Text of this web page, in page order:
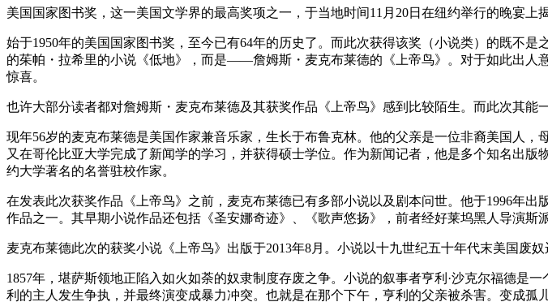
美国国家图书奖，这一美国文学界的最高奖项之一，于当地时间11月20日在纽约举行的晚宴
始于1950年的美国国家图书奖，至今已有64年的历史了。而此次获得该奖（小说类）的既不
的茱帕・拉希里的小说《低地》，而是——詹姆斯・麦克布莱德的《上帝鸟》。对于如此出人
惊喜。
也许大部分读者都对詹姆斯・麦克布莱德及其获奖作品《上帝鸟》感到比较陌生。而此次其能
现年56岁的麦克布莱德是美国作家兼音乐家，生长于布鲁克林。他的父亲是一位非裔美国人
又在哥伦比亚大学完成了新闻学的学习，并获得硕士学位。作为新闻记者，他是多个知名出
约大学著名的名誉驻校作家。
在发表此次获奖作品《上帝鸟》之前，麦克布莱德已有多部小说以及剧本问世。他于1996年
作品之一。其早期小说作品还包括《圣安娜奇迹》、《歌声悠扬》，前者经好莱坞黑人导演斯
麦克布莱德此次的获奖小说《上帝鸟》出版于2013年8月。小说以十九世纪五十年代末美国
1857年，堪萨斯领地正陷入如火如荼的奴隶制度存废之争。小说的叙事者亨利·沙克尔福德是
利的主人发生争执，并最终演变成暴力冲突。也就是在那个下午，亨利的父亲被杀害。变成